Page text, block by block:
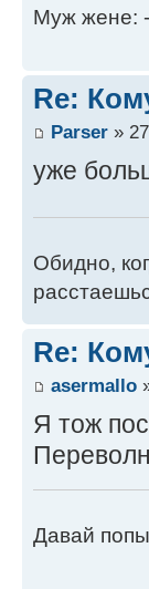
Муж жене: -
Re:
Parser »
уже
Обидно,
Re:
asermallo
Я тож
Давай